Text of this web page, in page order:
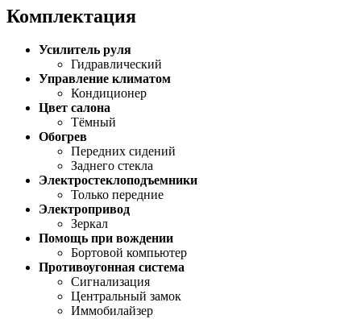
Комплектация
Усилитель руля
Гидравлический
Управление климатом
Кондиционер
Цвет салона
Тёмный
Обогрев
Передних сидений
Заднего стекла
Электростеклоподъемники
Только передние
Электропривод
Зеркал
Помощь при вождении
Бортовой компьютер
Противоугонная система
Сигнализация
Центральный замок
Иммобилайзер